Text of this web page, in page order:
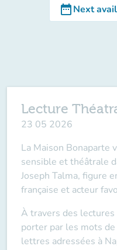
date_rangeNext
Lecture
23 05 2026
La Maison Bonaparte
sensible et théâtrale
Joseph Talma, figure
française et acteur
À travers des
porter par les mots
lettres adressées à